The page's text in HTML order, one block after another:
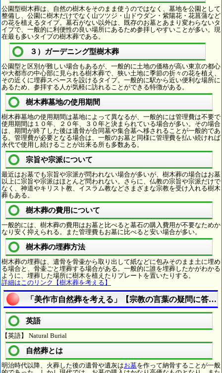
公園型樹木葬は、自然の樹木をそのまま使うのではなく、墓地を公園として
整備し、公園に樹木だけでなく山ツツジ・山ドウダン・紫陽花・花菖蒲など
の花を植えるタイプ。墓石がない以外は、既存のお墓とあまり変わらないタ
イプで、一般的に利便性の良い場所にあるため参拝しやすいことが多い。現
在最も多いタイプの樹木葬である。
３）ガーデニング型樹木葬
公園型と区別が難しい場合もあるが、一般的に土地の価格が高い東京の都心
や大都市の中心部に見られる樹木葬で、狭い土地に季節の折々の花を植え、
その近くに埋葬スペースを設けるタイプ。一般的に駅から近い便利な場所に
あるため、参拝する人が気軽に訪れることができる特徴がある。
樹木葬墓地の使用期間
樹木葬墓地の使用期間は墓地によって異なるが、一般的には管理費は不要で
使用期間は１０年、２０年、３０年と決まられている場合が多い。その場合
は、期間が終了した後は遺骨が合同墓や集合墓へ移されることが一般的であ
る。管理費が必要となる場合は、一般のお墓と同様に管理費を払い続ければ
永代で使用し続けることが出来る所も多数ある。
宗旨や宗派について
最近はお墓でも宗旨や宗派が問われない場合が多いが、樹木葬の場合はお墓
以上に宗旨や宗派はほとんど問われない。さらに、仏教の宗旨や宗派だけで
なく、神道やキリスト教、イスラム教などさまざまな宗教を受け入れる樹木
葬もある。
樹木葬の費用について
一般的には、樹木葬の費用はお墓と比べると墓石の購入費用が不要なためか
なり安く抑えられる。また管理費もお墓に比べると安い場合が多い。
樹木葬の埋葬方法
樹木葬の埋葬は、遺骨を骨壷から取り出して紙などに包みそのまま土に埋め
る場合と、骨壷ごと埋葬する場合がある。一般的に誰を埋葬したかがわかる
ように、埋葬した場所に樹木を植えたりプレートを置いたりする。
詳細はこのリンク【樹木葬を考える】
「美作市自然葬を考える」【宗教の言葉の疑問に答え
英語
【英語】 Natural Burial
自然葬とは
明治時代以降、火葬した後の遺骨や遺灰はお墓を作って納骨することが一般